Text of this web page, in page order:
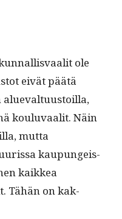
ole
eivät päätä
alue­val­tu­us­toil­la,
koulu­vaalit. Näin
mut­ta
kaupungeis­
kaikkea
Tähän on kak­